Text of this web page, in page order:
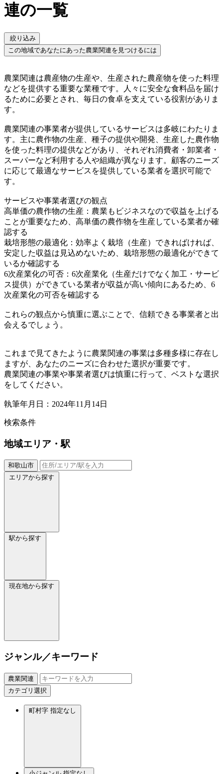
連の一覧
絞り込み
この地域であなたにあった農業関連を見つけるには
農業関連は農産物の生産や、生産された農産物を使った料理
などを提供する重要な業種です。人々に安全な食料品を届け
るために必要とされ、毎日の食卓を支えている役割がありま
す。
農業関連の事業者が提供しているサービスは多岐にわたりま
す。主に農作物の生産、種子の提供や開発、生産した農作物
を使った料理の提供などがあり、それぞれ消費者・卸業者・
スーパーなど利用する人や組織が異なります。顧客のニーズ
に応じて最適なサービスを提供している業者を選択可能で
す。
サービスや事業者選びの観点
高単価の農作物の生産：農業もビジネスなので収益を上げる
ことが重要なため、高単価の農作物を生産している業者か確
認する
栽培形態の最適化：効率よく栽培（生産）できればければ、
安定した収益は見込めないため、栽培形態の最適化ができて
いるか確認する
6次産業化の可否：6次産業化（生産だけでなく加工・サービ
ス提供）ができている業者が収益が高い傾向にあるため、6
次産業化の可否を確認する
これらの観点から慎重に選ぶことで、信頼できる事業者と出
会えるでしょう。
これまで見てきたように農業関連の事業は多種多様に存在し
ますが、あなたのニーズに合わせた選択が重要です。
農業関連の事業や事業者選びは慎重に行って、ベストな選択
をしてください。
執筆年月日：2024年11月14日
検索条件
地域エリア・駅
和歌山市
エリアから探す
駅から探す
現在地から探す
ジャンル／キーワード
農業関連
カテゴリ選択
町村字 指定なし